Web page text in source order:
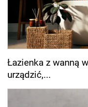
Łazienka z wanną
urządzić,...